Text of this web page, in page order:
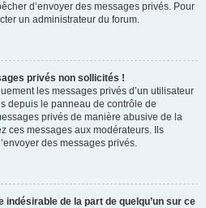
d’envoyer des messages privés. Pour
un administrateur du forum.
privés non sollicités !
les messages privés d’un utilisateur
depuis le panneau de contrôle de
privés de manière abusive de la
ces messages aux modérateurs. Ils
des messages privés.
de la part de quelqu’un sur ce